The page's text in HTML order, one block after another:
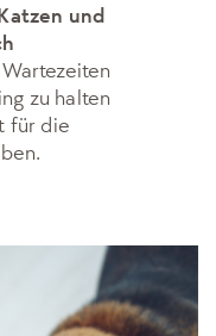
und
zu halten
für die